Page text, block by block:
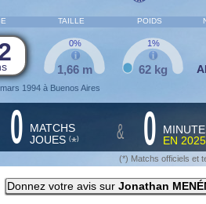
TAILLE POIDS
1994 à Buenos Aires
1,66 m
0%
62 kg
1%
0 MATCHS
JOUES (*) & 0
EN
(*) Matchs officiels et
Donnez votre avis sur Jonathan